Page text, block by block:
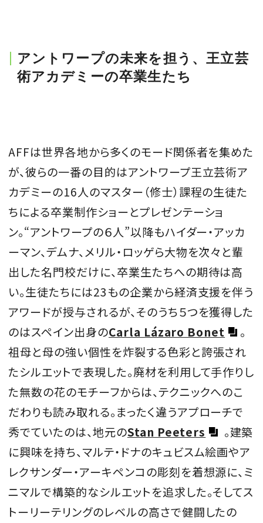
アントワープの未来を担う、王立芸
術アカデミーの卒業生たち
AFFは世界各地から多くのモード関係者を集めた
が、彼らの一番の目的はアントワープ王立芸術ア
カデミーの16人のマスター（修士）課程の生徒た
ちによる卒業制作ショーとプレゼンテーショ
ン。“アントワープの６人”以降もハイダー・アッカ
ーマン、デムナ、メリル・ロッゲら大物を次々と輩
出した名門校だけに、卒業生たちへの期待は高
い。生徒たちには23もの企業から経済支援を伴う
アワードが授与されるが、そのうち５つを獲得した
のはスペイン出身のCarla Lázaro Bonet
。
祖母と母の強い個性を炸裂する色彩と誇張され
たシルエットで表現した。廃材を利用して手作りし
た無数の花のモチーフからは、テクニックへのこ
だわりも読み取れる。まったく違うアプローチで
秀でていたのは、地元のStan Peeters
。建築
に興味を持ち、マルテ・ドナのキュビスム絵画やア
レクサンダー・アーキペンコの彫刻を着想源に、ミ
ニマルで構築的なシルエットを追求した。そしてス
トーリーテリングのレベルの高さで健闘したの